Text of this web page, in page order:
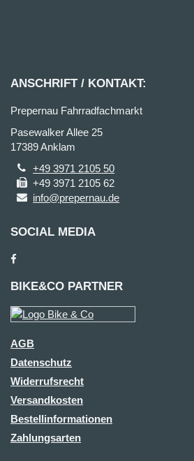
ANSCHRIFT / KONTAKT:
Prepernau Fahrradfachmarkt
Pasewalker Allee 25
17389 Anklam
+49 3971 2105 50
+49 3971 2105 62
info@prepernau.de
SOCIAL MEDIA
BIKE&CO PARTNER
AGB
Datenschutz
Widerrufsrecht
Versandkosten
Bestellinformationen
Zahlungsarten